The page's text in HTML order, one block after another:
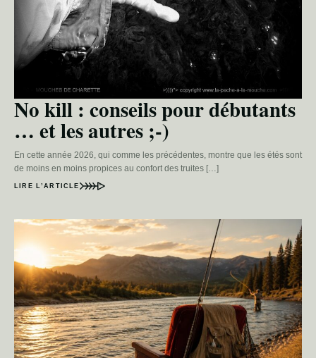
No kill : conseils pour débutants
… et les autres ;-)
En cette année 2026, qui comme les précédentes, montre que les étés sont
de moins en moins propices au confort des truites […]
LIRE L’ARTICLE